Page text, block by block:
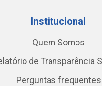
Institucional
Quem Somos
de Transparência
Perguntas frequentes